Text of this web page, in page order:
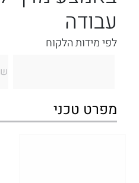
עבודה
לפי מידות הלקוח
מפרט טכני